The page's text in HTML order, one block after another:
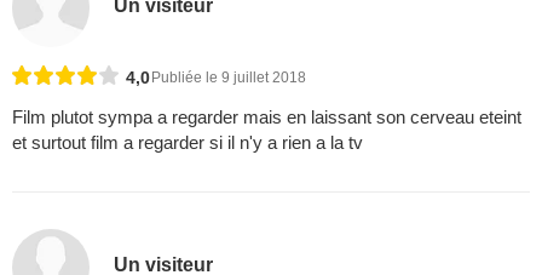
Un visiteur
4,0Publiée le 9 juillet 2018
Film plutot sympa a regarder mais en laissant son cerveau eteint
et surtout film a regarder si il n'y a rien a la tv
Un visiteur